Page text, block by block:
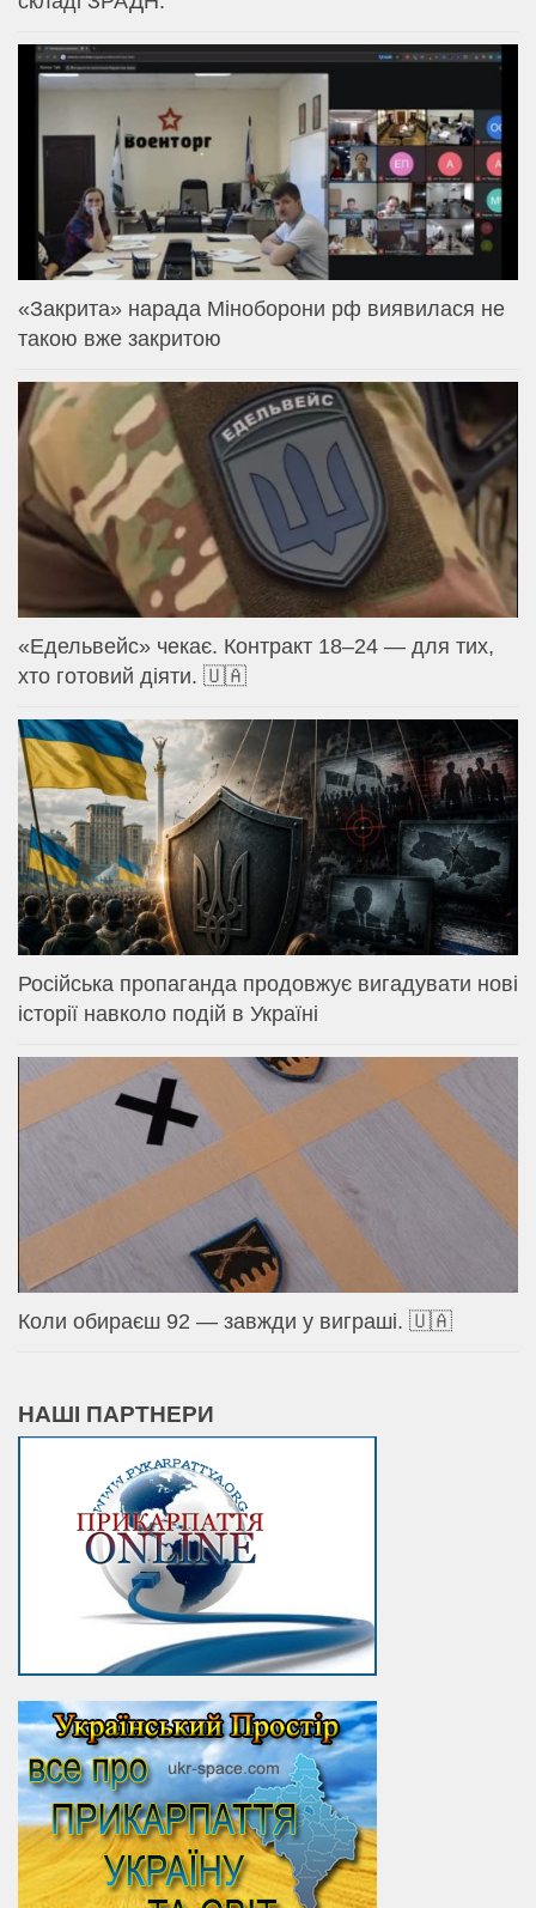
«Закрита» нарада Міноборони рф виявилася не
такою вже закритою
«Едельвейс» чекає. Контракт 18–24 — для тих,
хто готовий діяти. 🇺🇦
Російська пропаганда продовжує вигадувати нові
історії навколо подій в Україні
Коли обираєш 92 — завжди у виграші. 🇺🇦
НАШІ ПАРТНЕРИ